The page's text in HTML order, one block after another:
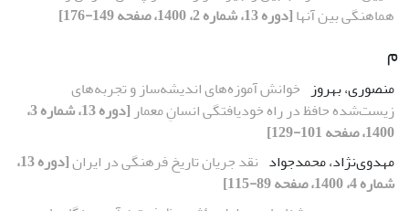
هماهنگی بین آنها[دوره 13، شماره 2، 1400، صفحه 149-176]
م
منصوری، بهروز خوانش آموزه‏‌های اندیشه‏‌ساز و تجربه‏‌های
زیست‏‌شده حافظ در راه خودیافتگی انسانِ معمار
[دوره 13، شماره 3،
1400، صفحه 101-129]
مهدوی‌نژاد، محمدجواد نقد جریان تاریخ فرهنگی در ایران
[دوره 13،
شماره 4، 1400، صفحه 89-115]